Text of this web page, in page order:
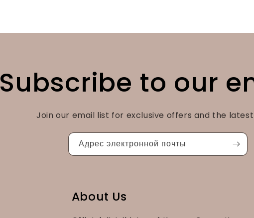
Subscribe to our
Join our email list for exclusive offers and the latest
Адрес электронной почты
About Us